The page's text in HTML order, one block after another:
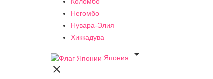
Негомбо
Нувара-Элия
Хиккадува
Япония

